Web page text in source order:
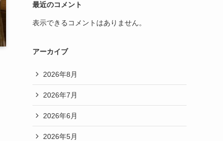
最近のコメント
表示できるコメントはありません。
アーカイブ
2026年8月
2026年7月
2026年6月
2026年5月